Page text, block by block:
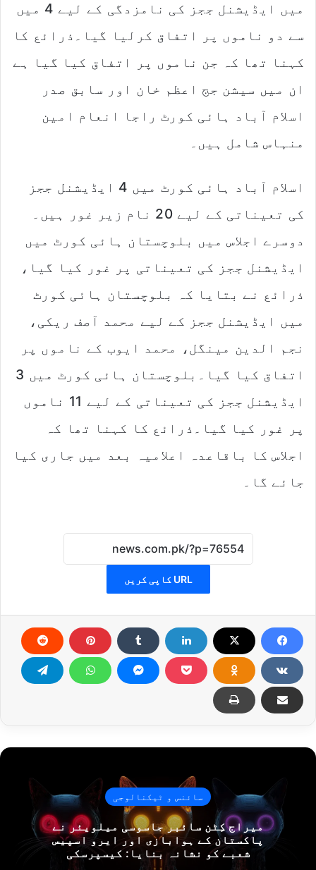
میں ایڈیشنل ججز کی نامزدگی کے لیے 4 میں
سے دو ناموں پر اتفاق کرلیا گیا۔ذرائع کا
کہنا تھا کہ جن ناموں پر اتفاق کیا گیا ہے
ان میں سیشن جج اعظم خان اور سابق صدر
اسلام آباد ہائی کورٹ راجا انعام امین
منہاس شامل ہیں۔
اسلام آباد ہائی کورٹ میں 4 ایڈیشنل ججز
کی تعیناتی کے لیے 20 نام زیر غور ہیں۔
دوسرے اجلاس میں بلوچستان ہائی کورٹ میں
ایڈیشنل ججز کی تعیناتی پر غور کیا گیا،
ذرائع نے بتایا کہ بلوچستان ہائی کورٹ
میں ایڈیشنل ججز کے لیے محمد آصف ریکی،
نجم الدین مینگل، محمد ایوب کے ناموں پر
اتفاق کیا گیا۔بلوچستان ہائی کورٹ میں 3
ایڈیشنل ججز کی تعیناتی کے لیے 11 ناموں
پر غور کیا گیا۔ذرائع کا کہنا تھا کہ
اجلاس کا باقاعدہ اعلامیہ بعد میں جاری کیا
جائے گا۔
URL کاپی کریں
سائنس و ٹیکنالوجی
میراج کِٹن سائبر جاسوسی میلویئر نے
پاکستان کے ہوابازی اور ایرو اسپیس
شعبے کو نشانہ بنایا: کیسپرسکی